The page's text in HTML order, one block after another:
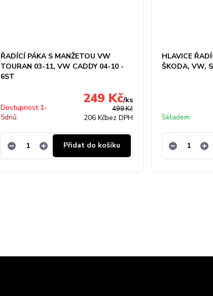
ŘADÍCÍ PÁKA S MANŽETOU VW
TOURAN 03-11, VW CADDY 04-10 -
6ST
499 Kč
249 Kč/ks
206 Kčbez DPH
Dostupnost 1-
5dnů
Přidat do košíku
HLAVICE
ŠKODA, VW,
Skladem